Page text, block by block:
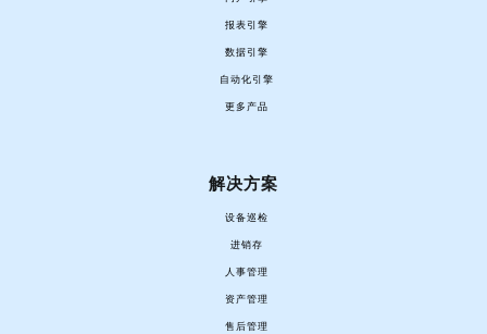
报表引擎
数据引擎
自动化引擎
更多产品
解决方案
设备巡检
进销存
人事管理
资产管理
售后管理